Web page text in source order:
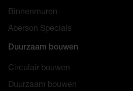
Binnenmuren
Aberson Specials
Duurzaam bouwen
Circulair bouwen
Duurzaam bouwen